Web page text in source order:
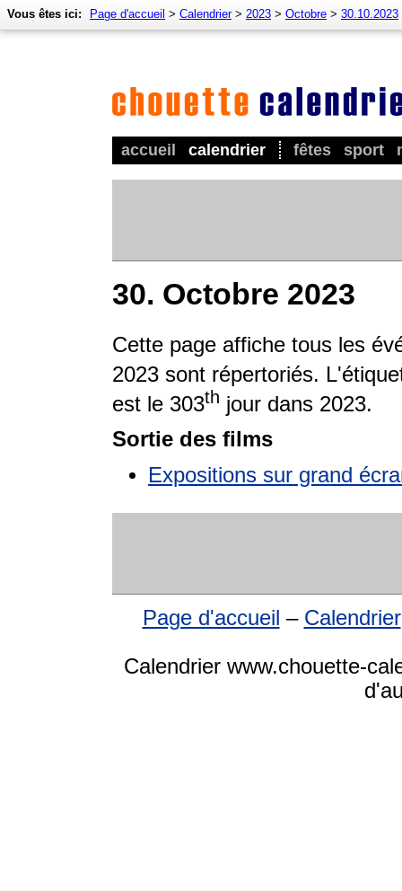
accueil calendrier fêtes sport
Vous êtes ici: Page d'accueil > Calendrier> 2023 > Octobre > 30.10.2023
30. Octobre 2023
Cette page affiche tous les
2023 sont répertoriés.
est le 303th jour dans 2023.
Sortie des films
Expositions sur grand
Page d'accueil – Calendrier
Calendrier www.chouette-